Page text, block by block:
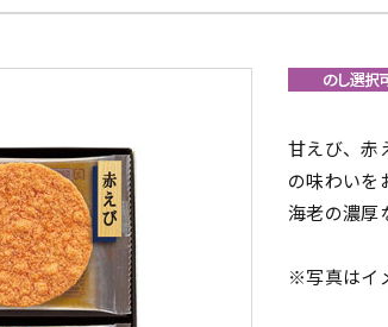
甘えび、赤
の味わいを
海老の濃厚
※写真はイ